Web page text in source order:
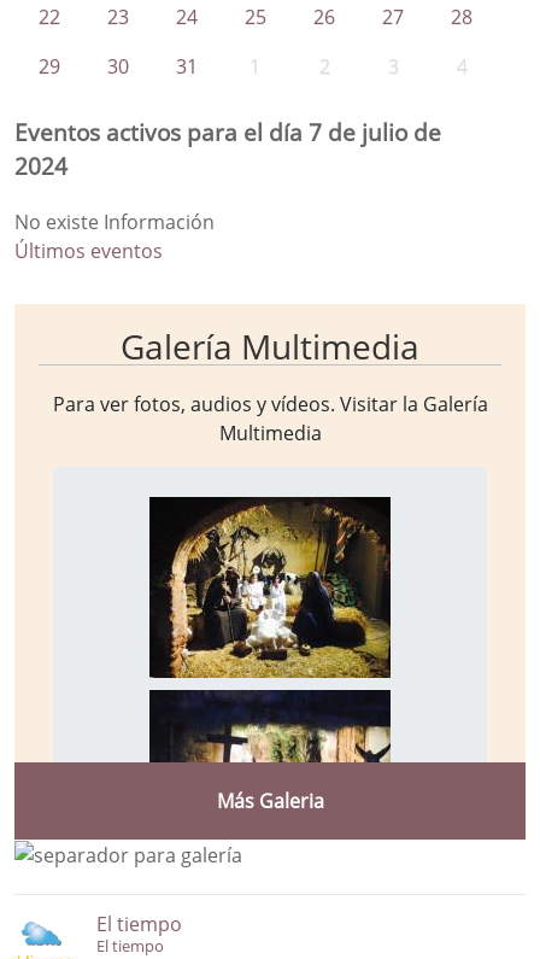
22 23 24 25 26 27
28
29
30 31 1 2 3 4
Eventos activos para el día 7 de julio de
2024
No existe Información
Últimos eventos
Galería Multimedia
Para ver fotos, audios y vídeos. Visitar la Galería
Multimedia
Más Galeria
El tiempo
El tiempo